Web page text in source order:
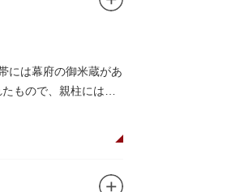
、アメ横は満州から
ように。反対側のJR
うになりました。こ
には幕府の御米蔵があ
もので、親柱には馬